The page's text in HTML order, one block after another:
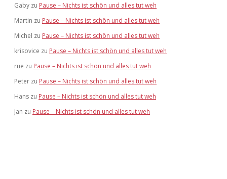
Gaby zu Pause – Nichts ist schön und alles tut weh
Martin zu Pause – Nichts ist schön und alles tut weh
Michel zu Pause – Nichts ist schön und alles tut weh
krisovice zu Pause – Nichts ist schön und alles tut weh
rue zu Pause – Nichts ist schön und alles tut weh
Peter zu Pause – Nichts ist schön und alles tut weh
Hans zu Pause – Nichts ist schön und alles tut weh
Jan zu Pause – Nichts ist schön und alles tut weh